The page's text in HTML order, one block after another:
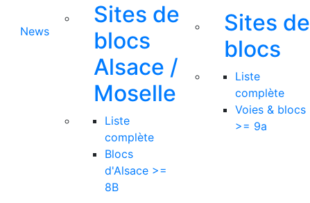
News
Sites de
blocs
Alsace /
Moselle
Liste
complète
Blocs
d'Alsace >=
8B
Sites de
blocs
Liste
complète
Voies & blocs
>= 9a